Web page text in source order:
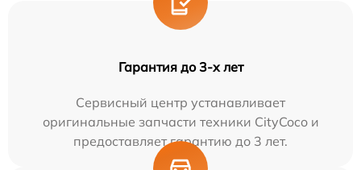
Гарантия до 3-х лет
Сервисный центр устанавливает
оригинальные запчасти техники CityCoco и
предоставляет гарантию до 3 лет.